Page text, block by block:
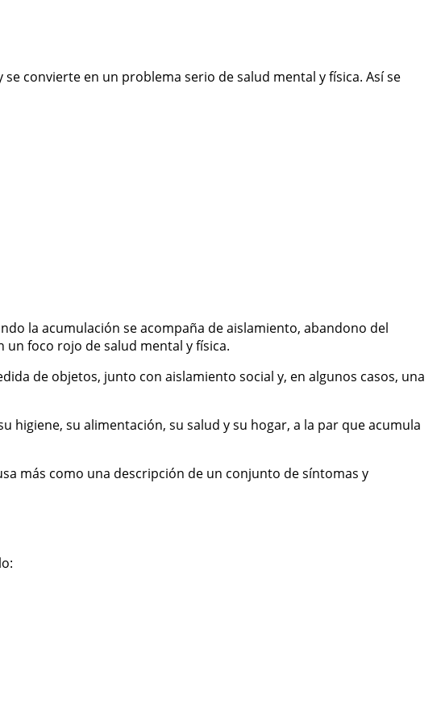
convierte en un problema serio de salud mental y física. Así se
la acumulación se acompaña de aislamiento, abandono del
foco rojo de salud mental y física.
de objetos, junto con aislamiento social y, en algunos casos, una
higiene, su alimentación, su salud y su hogar, a la par que acumula
más como una descripción de un conjunto de síntomas y